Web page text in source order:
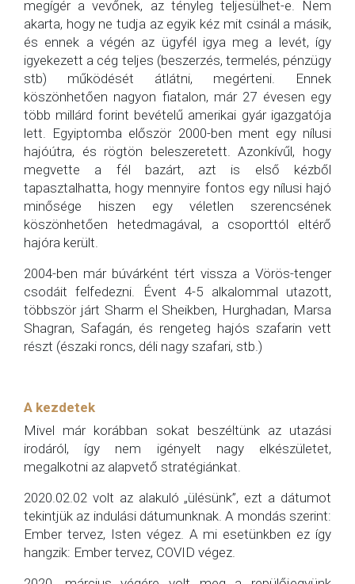
megígér a vevőnek, az tényleg teljesülhet-e. Nem
akarta, hogy ne tudja az egyik kéz mit csinál a másik,
és ennek a végén az ügyfél igya meg a levét, így
igyekezett a cég teljes (beszerzés, termelés, pénzügy
stb) működését átlátni, megérteni. Ennek
köszönhetően nagyon fiatalon, már 27 évesen egy
több millárd forint bevételű amerikai gyár igazgatója
lett. Egyiptomba először 2000-ben ment egy nílusi
hajóútra, és rögtön beleszeretett. Azonkívűl, hogy
megvette a fél bazárt, azt is első kézből
tapasztalhatta, hogy mennyire fontos egy nílusi hajó
minősége hiszen egy véletlen szerencsének
köszönhetően hetedmagával, a csoporttól eltérő
hajóra került.
2004-ben már búvárként tért vissza a Vörös-tenger
csodáit felfedezni. Évent 4-5 alkalommal utazott,
többször járt Sharm el Sheikben, Hurghadan, Marsa
Shagran, Safagán, és rengeteg hajós szafarin vett
részt (északi roncs, déli nagy szafari, stb.)
A kezdetek
Mivel már korábban sokat beszéltünk az utazási
irodáról, így nem igényelt nagy elkészületet,
megalkotni az alapvető stratégiánkat.
2020.02.02 volt az alakuló „ülésünk”, ezt a dátumot
tekintjük az indulási dátumunknak. A mondás szerint:
Ember tervez, Isten végez. A mi esetünkben ez így
hangzik: Ember tervez, COVID végez.